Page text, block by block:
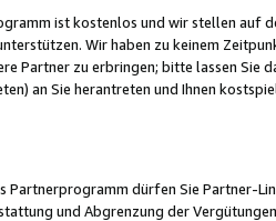
ist kostenlos und wir stellen auf
Wir haben zu keinem
Partner zu erbringen; bitte lassen Sie
an Sie herantreten und Ihnen
Partnerprogramm dürfen Sie Partner-
und Abgrenzung der